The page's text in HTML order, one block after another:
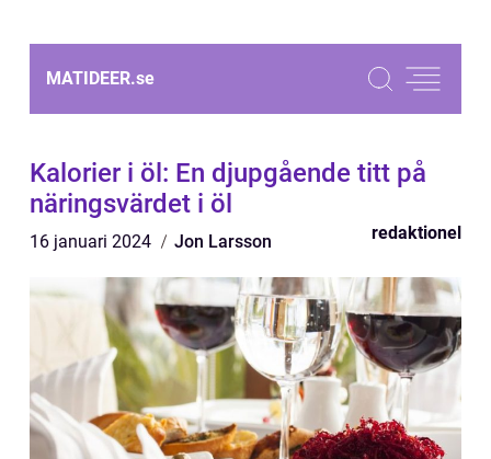
MATIDEER.se
Kalorier i öl: En djupgående titt på
näringsvärdet i öl
16 januari 2024 Jon Larsson redaktionel